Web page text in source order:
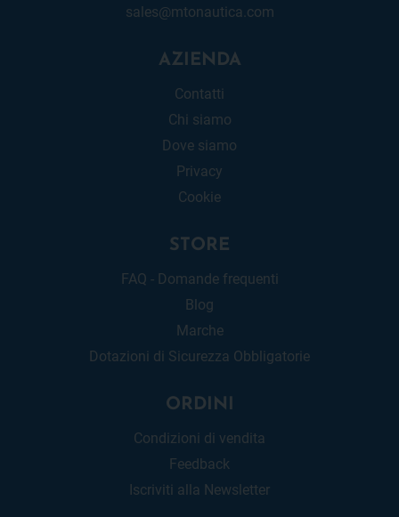
sales@mtonautica.com
AZIENDA
Contatti
Chi siamo
Dove siamo
Privacy
Cookie
STORE
FAQ - Domande frequenti
Blog
Marche
Dotazioni di Sicurezza Obbligatorie
ORDINI
Condizioni di vendita
Feedback
Iscriviti alla Newsletter